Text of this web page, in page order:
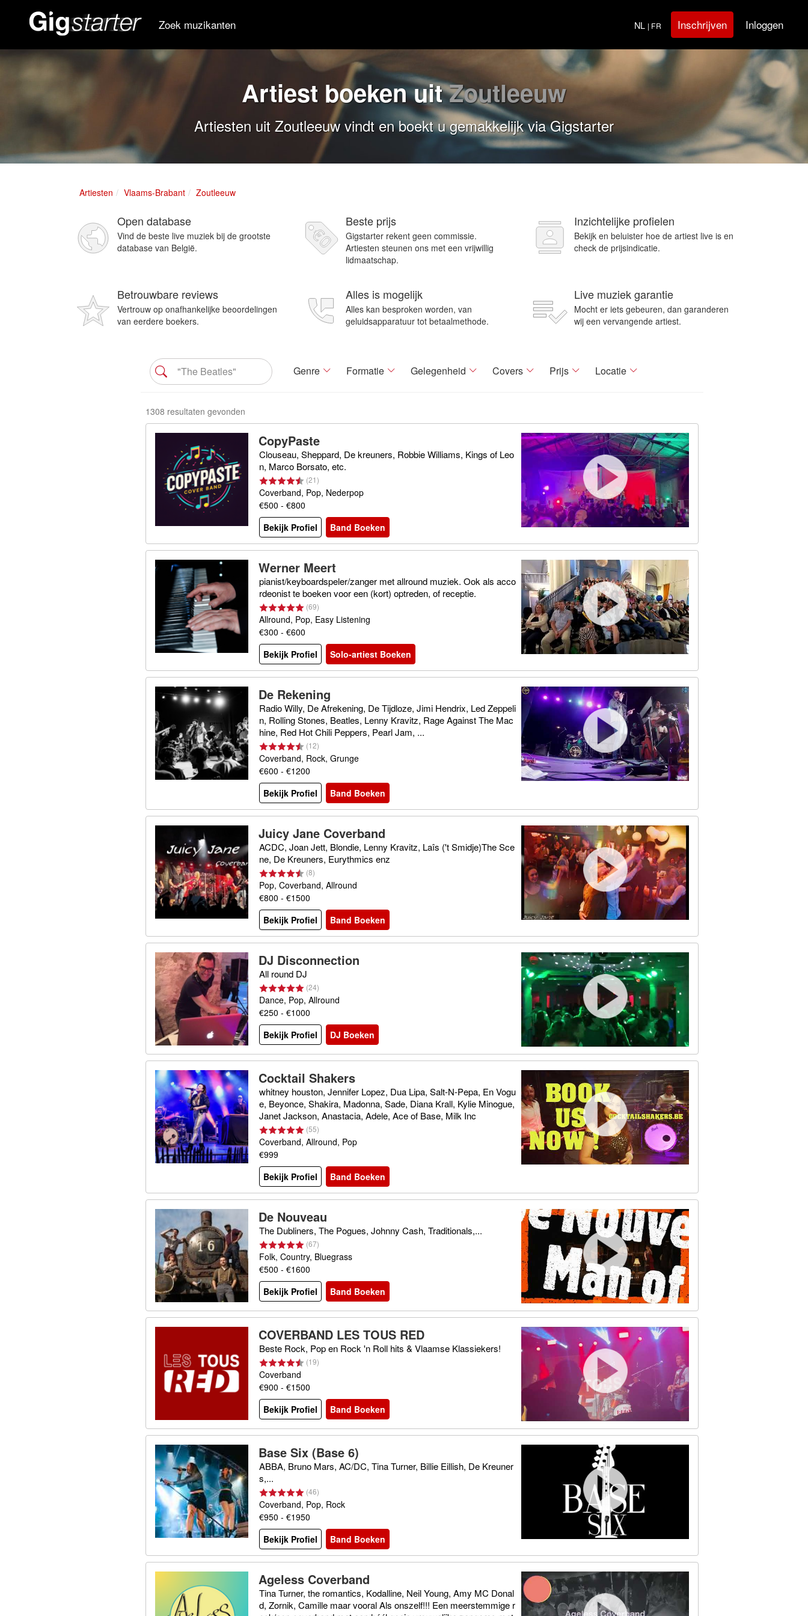
Zoek muzikanten NL | FR Inschrijven Inloggen
Artiest boeken uitZoutleeuw
Artiesten uit Zoutleeuw vindt en boekt u gemakkelijk via Gigstarter
Artiesten Vlaams-Brabant Zoutleeuw
Open database
Vind de beste live muziek bij de grootste
database van België.
Beste prijs
Gigstarter rekent geen commissie.
Artiesten steunen ons met een vrijwillig
lidmaatschap.
Inzichtelijke profielen
Bekijk en beluister hoe de artiest live is en
check de prijsindicatie.
Betrouwbare reviews
Vertrouw op onafhankelijke beoordelingen
van eerdere boekers.
Alles is mogelijk
Alles kan besproken worden, van
geluidsapparatuur tot betaalmethode.
Live muziek garantie
Mocht er iets gebeuren, dan garanderen
wij een vervangende artiest.
Genre Formatie Gelegenheid Covers Prijs Locatie
1308 resultaten gevonden
CopyPaste
Clouseau, Sheppard, De kreuners, Robbie Williams, Kings of Leo
n, Marco Borsato, etc.
(21)
Coverband, Pop, Nederpop
€500 - €800
Bekijk Profiel
Band Boeken
Werner Meert
pianist/keyboardspeler/zanger met allround muziek. Ook als acco
rdeonist te boeken voor een (kort) optreden, of receptie.
(69)
Allround, Pop, Easy Listening
€300 - €600
Bekijk Profiel
Solo-artiest Boeken
De Rekening
Radio Willy, De Afrekening, De Tijdloze, Jimi Hendrix, Led Zeppeli
n, Rolling Stones, Beatles, Lenny Kravitz, Rage Against The Mac
hine, Red Hot Chili Peppers, Pearl Jam, ...
(12)
Coverband, Rock, Grunge
€600 - €1200
Bekijk Profiel
Band Boeken
Juicy Jane Coverband
ACDC, Joan Jett, Blondie, Lenny Kravitz, Laîs ('t Smidje)The Sce
ne, De Kreuners, Eurythmics enz
(8)
Pop, Coverband, Allround
€800 - €1500
Bekijk Profiel
Band Boeken
DJ Disconnection
All round DJ
(24)
Dance, Pop, Allround
€250 - €1000
Bekijk Profiel
DJ Boeken
Cocktail Shakers
whitney houston, Jennifer Lopez, Dua Lipa, Salt-N-Pepa, En Vogu
e, Beyonce, Shakira, Madonna, Sade, Diana Krall, Kylie Minogue,
Janet Jackson, Anastacia, Adele, Ace of Base, Milk Inc
(55)
Coverband, Allround, Pop
€999
Bekijk Profiel
Band Boeken
De Nouveau
The Dubliners, The Pogues, Johnny Cash, Traditionals,...
(67)
Folk, Country, Bluegrass
€500 - €1600
Bekijk Profiel
Band Boeken
COVERBAND LES TOUS RED
Beste Rock, Pop en Rock 'n Roll hits & Vlaamse Klassiekers!
(19)
Coverband
€900 - €1500
Bekijk Profiel
Band Boeken
Base Six (Base 6)
ABBA, Bruno Mars, AC/DC, Tina Turner, Billie Eillish, De Kreuner
s,...
(46)
Coverband, Pop, Rock
€950 - €1950
Bekijk Profiel
Band Boeken
Ageless Coverband
Tina Turner, the romantics, Kodalline, Neil Young, Amy MC Donal
d, Zornik, Camille maar vooral Als onszelf!!! Een meerstemmige r